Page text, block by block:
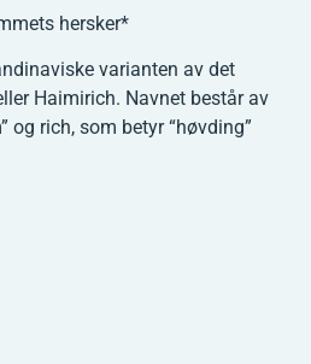
hersker*
varianten av det
Haimirich. Navnet består av
og rich, som betyr “høvding”